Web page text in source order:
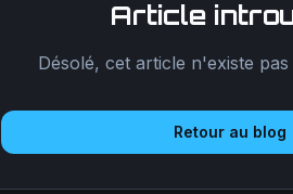
Article
Désolé, cet article n'existe
Retour au blog